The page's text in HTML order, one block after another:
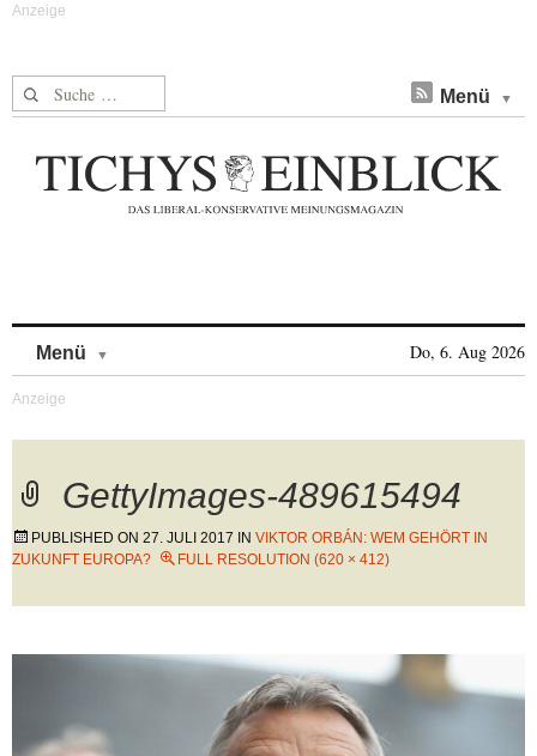
Suche nach: Menü
Menü Do, 6. Aug 2026
GettyImages-489615494
PUBLISHED ON 27. JULI 2017 IN VIKTOR ORBÁN: WEM GEHÖRT IN
ZUKUNFT EUROPA?
FULL RESOLUTION (620 × 412)